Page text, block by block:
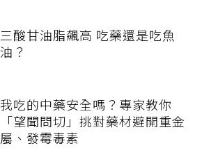
三酸甘油脂飆高 吃藥還是吃魚
油？
我吃的中藥安全嗎？專家教你
「望聞問切」挑對藥材避開重金
屬、發霉毒素